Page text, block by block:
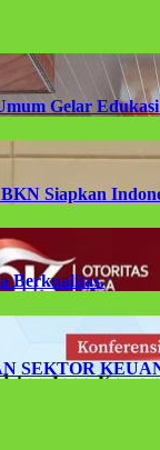
Gelar
Siapkan
Berkualitas.
SEKTOR